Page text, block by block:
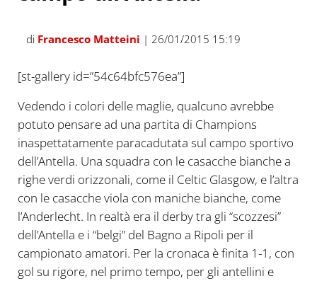
di Francesco Matteini | 26/01/2015 15:19
[st-gallery id=”54c64bfc576ea”]
Vedendo i colori delle maglie, qualcuno avrebbe
potuto pensare ad una partita di Champions
inaspettatamente paracadutata sul campo sportivo
dell’Antella. Una squadra con le casacche bianche a
righe verdi orizzonali, come il Celtic Glasgow, e l’altra
con le casacche viola con maniche bianche, come
l’Anderlecht. In realtà era il derby tra gli “scozzesi”
dell’Antella e i “belgi” del Bagno a Ripoli per il
campionato amatori. Per la cronaca è finita 1-1, con
gol su rigore, nel primo tempo, per gli antellini e